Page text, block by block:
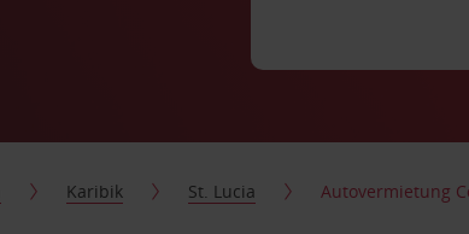
Karibik St. Lucia Autovermietung